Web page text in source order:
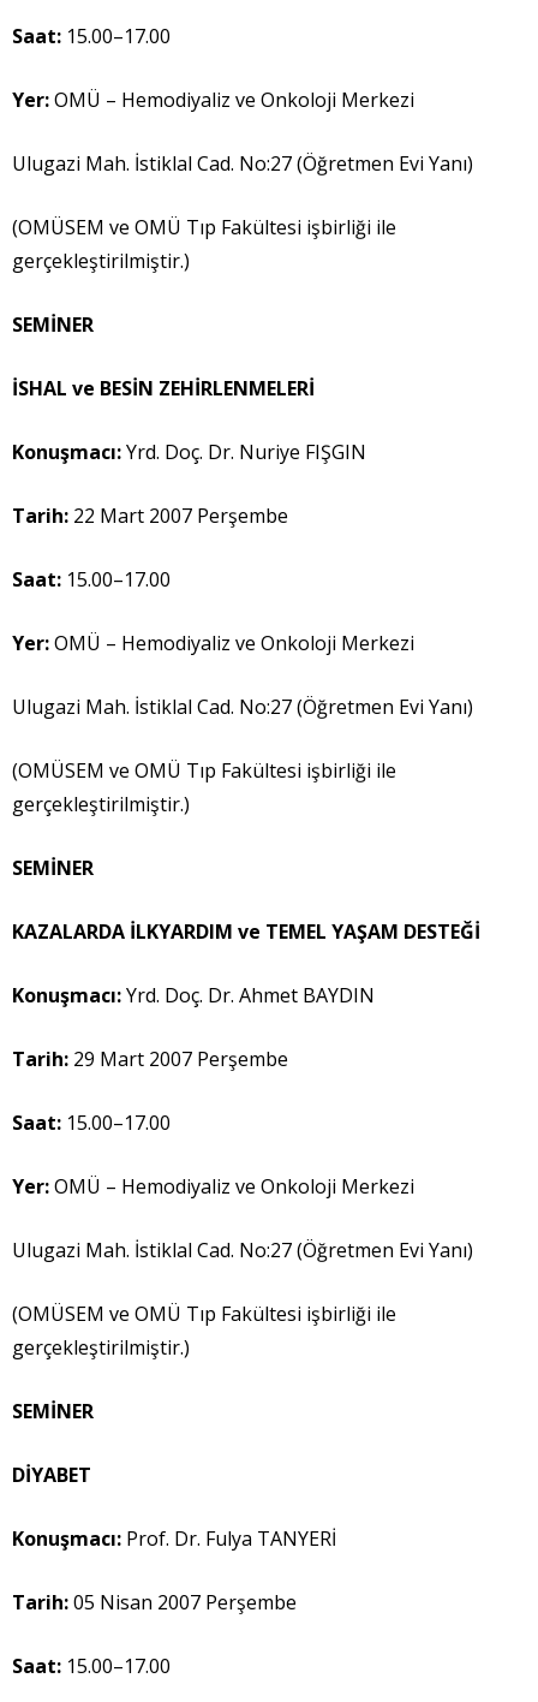
Saat: 15.00–17.00
Yer:OMÜ – Hemodiyaliz ve Onkoloji Merkezi
Ulugazi Mah. İstiklal Cad. No:27 (Öğretmen Evi Yanı)
(OMÜSEM ve OMÜ Tıp Fakültesi işbirliği ile
gerçekleştirilmiştir.)
SEMİNER
İSHAL ve BESİN ZEHİRLENMELERİ
Konuşmacı:Yrd. Doç. Dr. Nuriye FIŞGIN
Tarih: 22 Mart 2007 Perşembe
Saat: 15.00–17.00
Yer:OMÜ – Hemodiyaliz ve Onkoloji Merkezi
Ulugazi Mah. İstiklal Cad. No:27 (Öğretmen Evi Yanı)
(OMÜSEM ve OMÜ Tıp Fakültesi işbirliği ile
gerçekleştirilmiştir.)
SEMİNER
KAZALARDA İLKYARDIM ve TEMEL YAŞAM DESTEĞİ
Konuşmacı:Yrd. Doç. Dr. Ahmet BAYDIN
Tarih: 29 Mart 2007 Perşembe
Saat: 15.00–17.00
Yer:OMÜ – Hemodiyaliz ve Onkoloji Merkezi
Ulugazi Mah. İstiklal Cad. No:27 (Öğretmen Evi Yanı)
(OMÜSEM ve OMÜ Tıp Fakültesi işbirliği ile
gerçekleştirilmiştir.)
SEMİNER
DİYABET
Konuşmacı: Prof. Dr. Fulya TANYERİ
Tarih:05 Nisan 2007 Perşembe
Saat: 15.00–17.00